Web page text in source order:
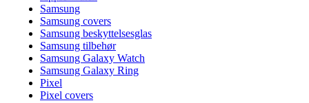
Samsung
Samsung covers
Samsung beskyttelsesglas
Samsung tilbehør
Samsung Galaxy Watch
Samsung Galaxy Ring
Pixel
Pixel covers